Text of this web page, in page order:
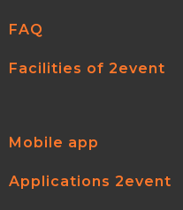
FAQ
Facilities of 2event
Mobile app
Applications 2event